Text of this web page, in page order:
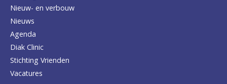
g
n
a
a
Nieuw- en verbouw
Nieuws
Agenda
Diak Clinic
Stichting Vrienden
Vacatures